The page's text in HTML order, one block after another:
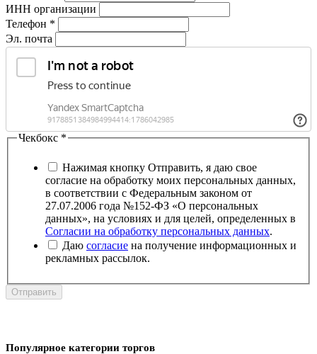
ИНН организации
Телефон *
Эл. почта
Чекбокс *
Нажимая кнопку Отправить, я даю свое
согласие на обработку моих персональных данных,
в соответствии с Федеральным законом от
27.07.2006 года №152-ФЗ «О персональных
данных», на условиях и для целей, определенных в
Согласии на обработку персональных данных.
Даю согласие на получение информационных и
рекламных рассылок.
Отправить
Популярное категории торгов